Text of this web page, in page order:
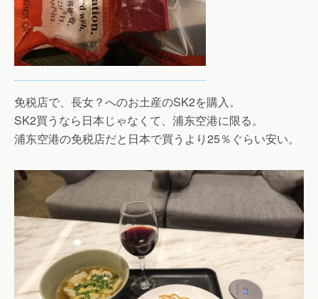
免税店で、長女？へのお土産のSK2を購入。
SK2買うなら日本じゃなくて、浦东空港に限る。
浦东空港の免税店だと日本で買うより25％ぐらい安い。